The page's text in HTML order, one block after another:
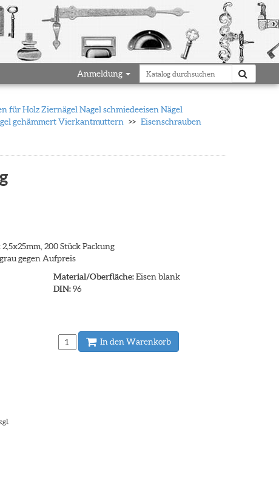
Anmeldung
für Holz Ziernägel Nagel schmiedeeisen Nägel
gehämmert Vierkantmuttern
Eisenschrauben
200 Stück Packung
gegen Aufpreis
Material/Oberfläche:Eisen blank
DIN:96
In den Warenkorb